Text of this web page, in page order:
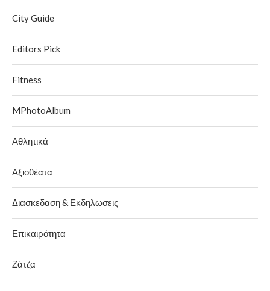
City Guide
Editors Pick
Fitness
MPhotoAlbum
Αθλητικά
Αξιοθέατα
Διασκεδαση & Εκδηλωσεις
Επικαιρότητα
Ζάτζα